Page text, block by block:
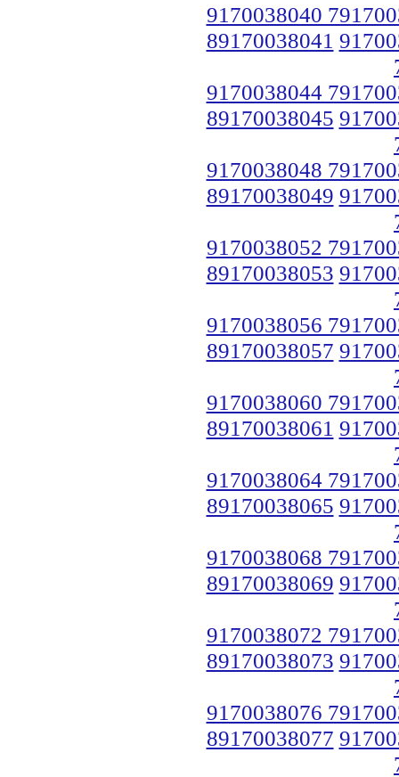
9170038040
89170038041
9170038044
89170038045
9170038048
89170038049
9170038052
89170038053
9170038056
89170038057
9170038060
89170038061
9170038064
89170038065
9170038068
89170038069
9170038072
89170038073
9170038076
89170038077